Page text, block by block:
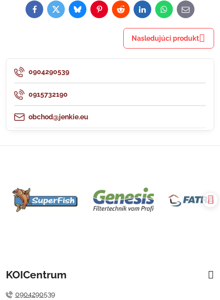
FacebookTwitterBlueskyPinterestRedditLinkedInWhatsApp
E-
mail
Nasledujúci produkt
0904290539
0915732190
obchod@jenkie.eu
KOICentrum
0904290539